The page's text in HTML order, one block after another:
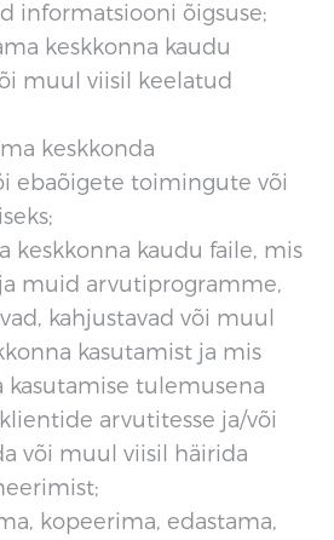
informatsiooni õigsuse;
keskkonna kaudu
muul viisil keelatud
keskkonda
ebaõigete toimingute või
keskkonna kaudu faile, mis
muid arvutiprogramme,
kahjustavad või muul
kasutamist ja mis
kasutamise tulemusena
arvutitesse ja/või
või muul viisil häirida
kopeerima, edastama,